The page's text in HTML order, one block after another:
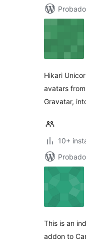
Hikari
avatars
Gravatar,
10+
This is an
addon to